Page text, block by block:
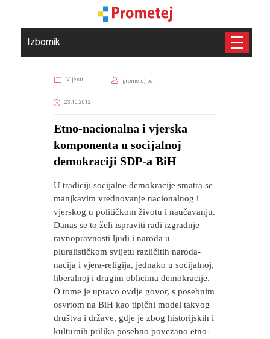
Izbornik
Vijesti prometej.ba
23.10.2012
Etno-nacionalna i vjerska
komponenta u socijalnoj
demokraciji SDP-a BiH
U tradiciji socijalne demokracije smatra se
manjkavim vrednovanje nacionalnog i
vjerskog u političkom životu i naučavanju.
Danas se to želi ispraviti radi izgradnje
ravnopravnosti ljudi i naroda u
pluralističkom svijetu različitih naroda-
nacija i vjera-religija, jednako u socijalnoj,
liberalnoj i drugim oblicima demokracije.
O tome je upravo ovdje govor, s posebnim
osvrtom na BiH kao tipični model takvog
društva i države, gdje je zbog historijskih i
kulturnih prilika posebno povezano etno-